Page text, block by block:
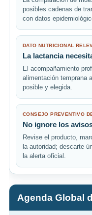
posibles cadenas de
con datos
DATO NUTRICIONAL
La lactancia
El acompañamiento
alimentación temprana
posible y elegida.
CONSEJO PREVENTIVO
No ignore los
Revise el producto,
la autoridad; descarte
la alerta oficial.
Agenda Global